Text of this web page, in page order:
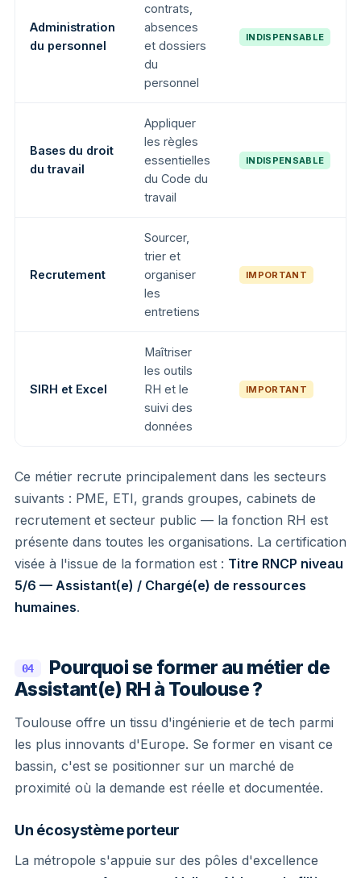
Administration
du personnel
contrats,
absences
et dossiers
du
personnel
INDISPENSABLE
Bases du droit
du travail
Appliquer
les règles
essentielles
du Code du
travail
INDISPENSABLE
Recrutement
Sourcer,
trier et
organiser
les
entretiens
IMPORTANT
SIRH et Excel
Maîtriser
les outils
RH et le
suivi des
données
IMPORTANT
Ce métier recrute principalement dans les secteurs
suivants : PME, ETI, grands groupes, cabinets de
recrutement et secteur public — la fonction RH est
présente dans toutes les organisations. La certification
visée à l'issue de la formation est : Titre RNCP niveau
5/6 — Assistant(e) / Chargé(e) de ressources
humaines.
04
Pourquoi se former au métier de
Assistant(e) RH à Toulouse ?
Toulouse offre un tissu d'ingénierie et de tech parmi
les plus innovants d'Europe. Se former en visant ce
bassin, c'est se positionner sur un marché de
proximité où la demande est réelle et documentée.
Un écosystème porteur
La métropole s'appuie sur des pôles d'excellence